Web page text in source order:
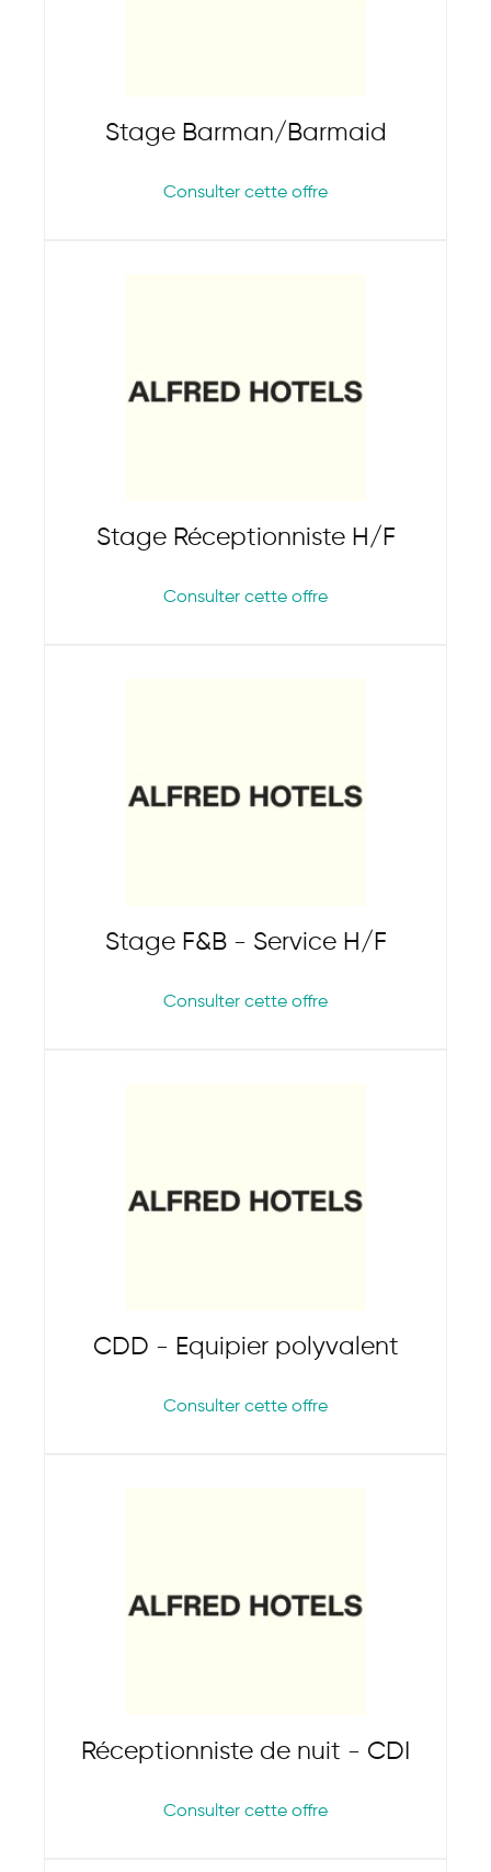
Stage Barman/Barmaid
Consulter cette offre
Stage Réceptionniste H/F
Consulter cette offre
Stage F&B - Service H/F
Consulter cette offre
CDD - Equipier polyvalent
Consulter cette offre
Réceptionniste de nuit - CDI
Consulter cette offre